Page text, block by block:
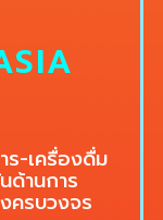
ร-เครื่องดื่ม
ด้านการ
ครบวงจร